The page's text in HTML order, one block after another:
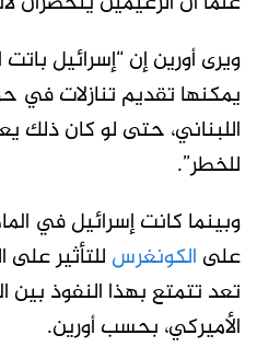
ويرى أورين إن “إسرائيل
يمكنها تقديم تنازلات في
اللبناني، حتى لو كان ذلك
للخطر”.
وبينما كانت إسرائيل في
على الكونغرس للتأثير على
تعد تتمتع بهذا النفوذ بين
الأميركي، بحسب أورين.